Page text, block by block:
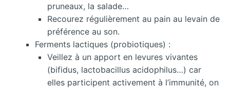
pruneaux, la salade…
Recourez régulièrement au pain au levain de
préférence au son.
Ferments lactiques (probiotiques) :
Veillez à un apport en levures vivantes
(bifidus, lactobacillus acidophilus…) car
elles participent activement à l’immunité, on